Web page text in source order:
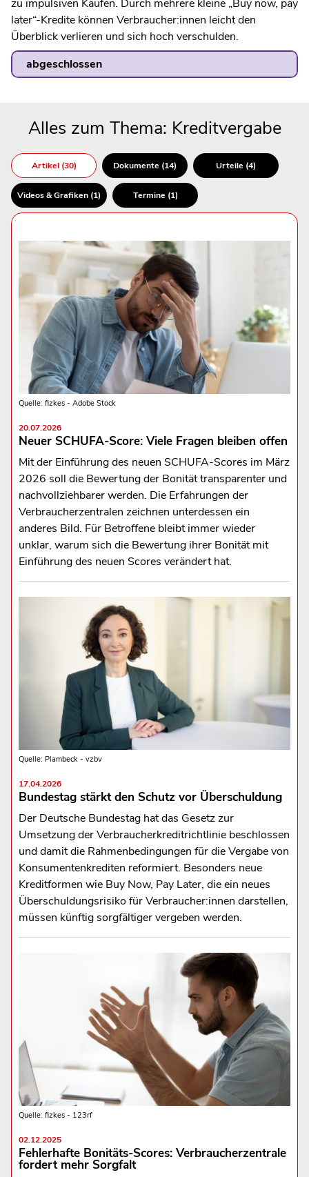
zu impulsiven Kaufen. Durch mehrere kleine „Buy now, pay
later“-Kredite können Verbraucher:innen leicht den
Überblick verlieren und sich hoch verschulden.
abgeschlossen
Alles zum Thema: Kreditvergabe
Artikel (30) Dokumente (14) Urteile (4)
Videos & Grafiken (1) Termine (1)
Quelle: fizkes - Adobe Stock
20.07.2026
Neuer SCHUFA-Score: Viele Fragen bleiben offen
Mit der Einführung des neuen SCHUFA-Scores im März
2026 soll die Bewertung der Bonität transparenter und
nachvollziehbarer werden. Die Erfahrungen der
Verbraucherzentralen zeichnen unterdessen ein
anderes Bild. Für Betroffene bleibt immer wieder
unklar, warum sich die Bewertung ihrer Bonität mit
Einführung des neuen Scores verändert hat.
Quelle: Plambeck - vzbv
17.04.2026
Bundestag stärkt den Schutz vor Überschuldung
Der Deutsche Bundestag hat das Gesetz zur
Umsetzung der Verbraucherkreditrichtlinie beschlossen
und damit die Rahmenbedingungen für die Vergabe von
Konsumentenkrediten reformiert. Besonders neue
Kreditformen wie Buy Now, Pay Later, die ein neues
Überschuldungsrisiko für Verbraucher:innen darstellen,
müssen künftig sorgfältiger vergeben werden.
Quelle: fizkes - 123rf
02.12.2025
Fehlerhafte Bonitäts-Scores: Verbraucherzentrale
fordert mehr Sorgfalt